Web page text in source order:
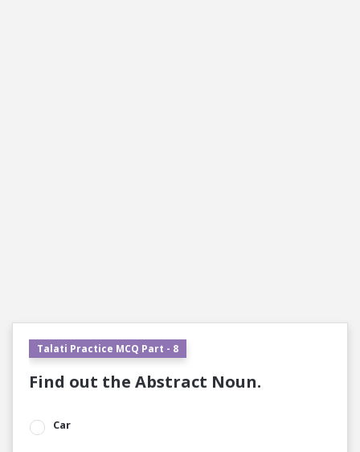
Talati Practice MCQ Part - 8
Find out the Abstract Noun.
Car